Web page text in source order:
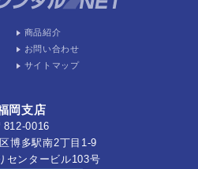
商品紹介
お問い合わせ
サイトマップ
岡支店
812-0016
博多駅南2丁目1-9
センタービル103号